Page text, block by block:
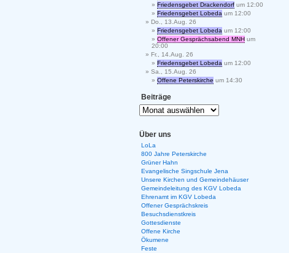
Friedensgebet Drackendorf um 12:00
Friedensgebet Lobeda um 12:00
Do., 13.Aug. 26
Friedensgebet Lobeda um 12:00
Offener Gesprächsabend MNH um
20:00
Fr., 14.Aug. 26
Friedensgebet Lobeda um 12:00
Sa., 15.Aug. 26
Offene Peterskirche um 14:30
Beiträge
Über uns
LoLa
800 Jahre Peterskirche
Grüner Hahn
Evangelische Singschule Jena
Unsere Kirchen und Gemeindehäuser
Gemeindeleitung des KGV Lobeda
Ehrenamt im KGV Lobeda
Offener Gesprächskreis
Besuchsdienstkreis
Gottesdienste
Offene Kirche
Ökumene
Feste